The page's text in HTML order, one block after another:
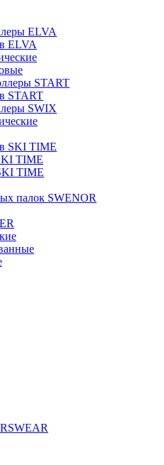
ELVA
ELVA
START
START
SWIX
SKI TIME
TIME
TIME
палок SWENOR